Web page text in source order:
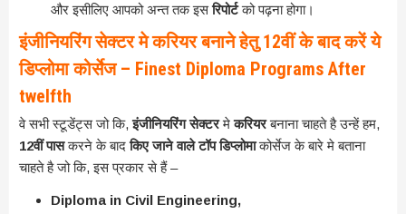
और इसीलिए आपको अन्त तक इसरिपोर्टको पढ़ना होगा।
इंजीनियरिंग सेक्टर मे करियर बनाने हेतु 12वीं के बाद करें ये
डिप्लोमा कोर्सेज – Finest Diploma Programs After
twelfth
वे सभी स्टूडेंट्स जो कि, इंजीनियरिंग सेक्टरमेकरियरबनाना चाहते है उन्हें हम,
12वीं पासकरने के बादकिए जाने वाले टॉप डिप्लोमाकोर्सेज के बारे मे बताना
चाहते है जो कि, इस प्रकार से हैं –
Diploma in Civil Engineering,